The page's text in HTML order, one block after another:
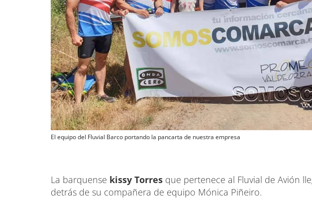
El equipo del Fluvial Barco portando la pancarta de nuestra empresa
La barquense kissy Torres que pertenece al Fluvial de Avión
detrás de su compañera de equipo Mónica Piñeiro.